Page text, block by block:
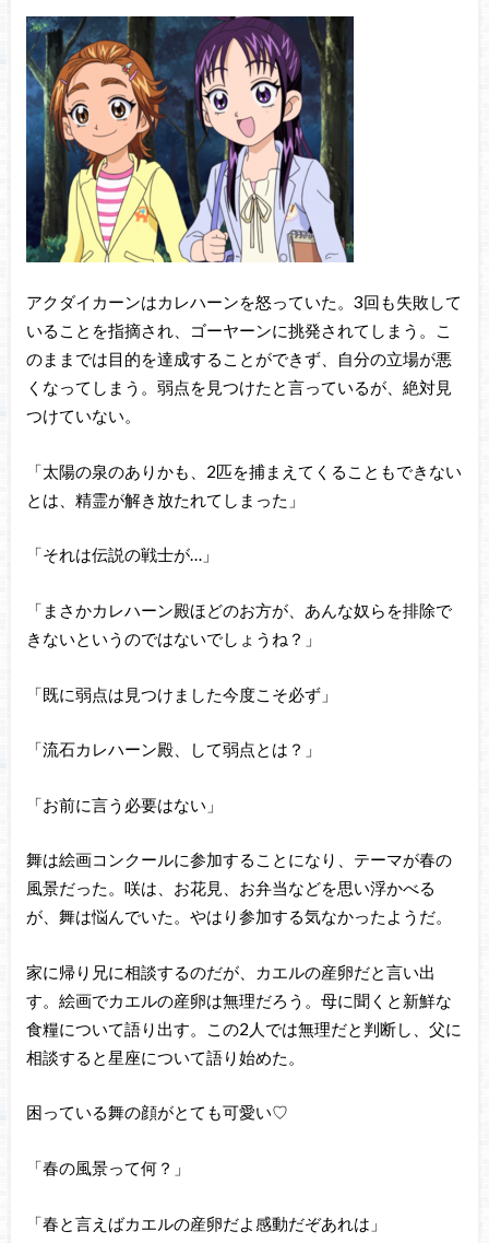
アクダイカーンはカレハーンを怒っていた。3回も失敗して
いることを指摘され、ゴーヤーンに挑発されてしまう。こ
のままでは目的を達成することができず、自分の立場が悪
くなってしまう。弱点を見つけたと言っているが、絶対見
つけていない。
「太陽の泉のありかも、2匹を捕まえてくることもできない
とは、精霊が解き放たれてしまった」
「それは伝説の戦士が…」
「まさかカレハーン殿ほどのお方が、あんな奴らを排除で
きないというのではないでしょうね？」
「既に弱点は見つけました今度こそ必ず」
「流石カレハーン殿、して弱点とは？」
「お前に言う必要はない」
舞は絵画コンクールに参加することになり、テーマが春の
風景だった。咲は、お花見、お弁当などを思い浮かべる
が、舞は悩んでいた。やはり参加する気なかったようだ。
家に帰り兄に相談するのだが、カエルの産卵だと言い出
す。絵画でカエルの産卵は無理だろう。母に聞くと新鮮な
食糧について語り出す。この2人では無理だと判断し、父に
相談すると星座について語り始めた。
困っている舞の顔がとても可愛い♡
「春の風景って何？」
「春と言えばカエルの産卵だよ感動だぞあれは」